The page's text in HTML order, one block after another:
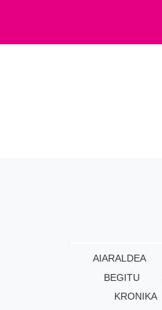
AIARALDEA
BEGITU
KRONIKA